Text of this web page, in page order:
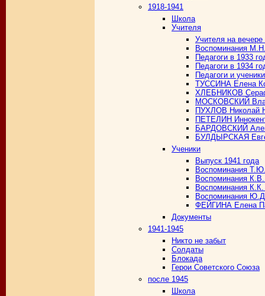
1918-1941
Школа
Учителя
Учителя на
Воспоминания
Педагоги в 1933
Педагоги в 1934
Педагоги и
ТУССИНА Елена
ХЛЕБНИКОВ
МОСКОВСКИЙ
ПУХЛОВ Николай
ПЕТЕЛИН
БАРДОВСКИЙ
БУЛДЫРСКАЯ
Ученики
Выпуск 1941 года
Воспоминания
Воспоминания
Воспоминания К.К.
Воспоминания
ФЕЙГИНА Елена
Документы
1941-1945
Никто не забыт
Солдаты
Блокада
Герои Советского Союза
после 1945
Школа